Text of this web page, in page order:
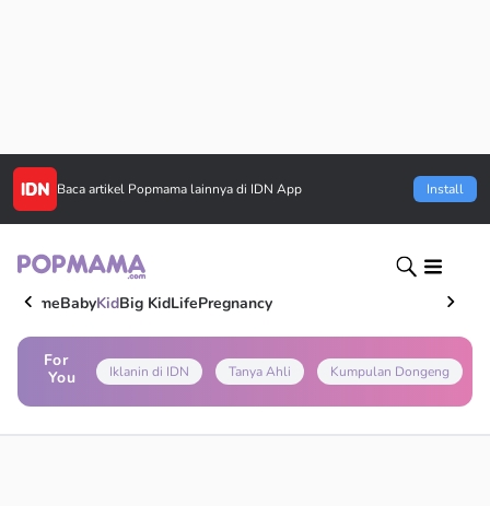
Baca artikel Popmama lainnya di IDN App Install
HomeBabyKidBig KidLifePregnancy
For
You
Iklanin di IDN Tanya Ahli Kumpulan Dongeng